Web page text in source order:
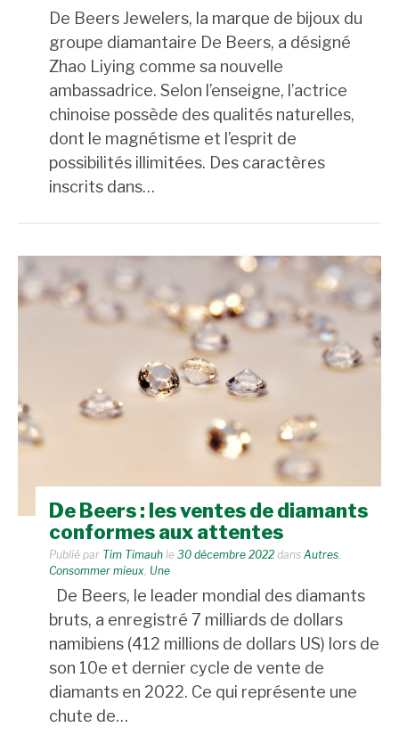
De Beers Jewelers, la marque de bijoux du
groupe diamantaire De Beers, a désigné
Zhao Liying comme sa nouvelle
ambassadrice. Selon l’enseigne, l’actrice
chinoise possède des qualités naturelles,
dont le magnétisme et l’esprit de
possibilités illimitées. Des caractères
inscrits dans…
De Beers : les ventes de diamants
conformes aux attentes
Publié par Tim Timauh le 30 décembre 2022 dans Autres
Consommer mieux Une
De Beers, le leader mondial des diamants
bruts, a enregistré 7 milliards de dollars
namibiens (412 millions de dollars US) lors de
son 10e et dernier cycle de vente de
diamants en 2022. Ce qui représente une
chute de…